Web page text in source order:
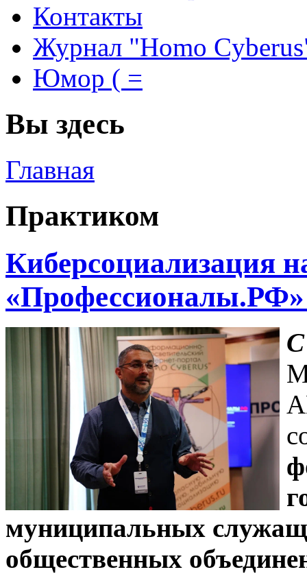
Контакты
Журнал "Homo
Юмор ( =
Вы здесь
Главная
Практиком
Киберсоциализация
«Профессионалы.РФ»
С
муниципальных
общественных